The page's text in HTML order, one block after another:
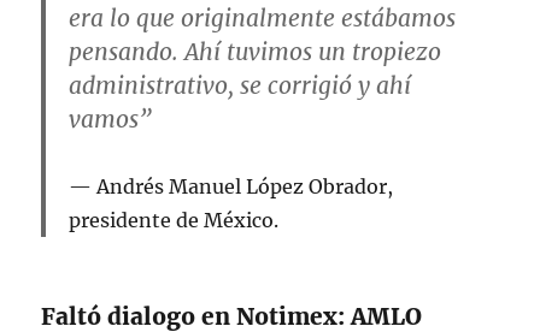
era lo que originalmente estábamos
pensando. Ahí tuvimos un tropiezo
administrativo, se corrigió y ahí
vamos”
Andrés Manuel López Obrador,
presidente de México.
Faltó dialogo en Notimex: AMLO